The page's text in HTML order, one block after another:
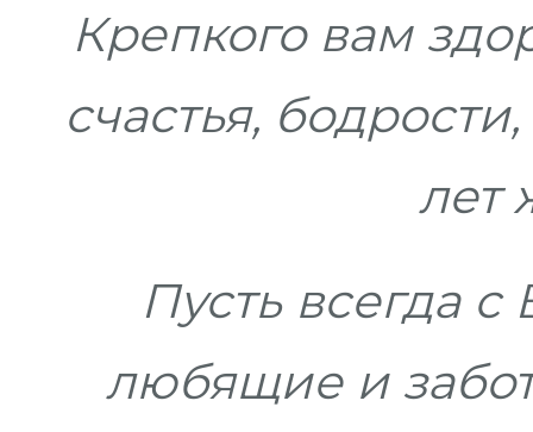
Крепкого вам
счастья,
лет
Пусть всегда
любящие и